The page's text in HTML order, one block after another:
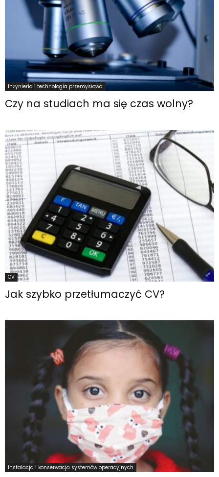
Inżynieria i technologia przemysłowa
Czy na studiach ma się czas wolny?
CV
Jak szybko przetłumaczyć CV?
Instalacja i konserwacja systemów operacyjnych